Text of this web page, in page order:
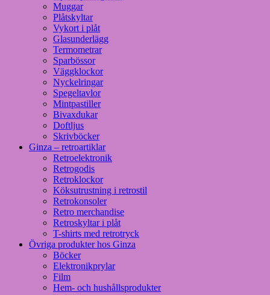
Muggar
Plåtskyltar
Vykort i plåt
Glasunderlägg
Termometrar
Sparbössor
Väggklockor
Nyckelringar
Spegeltavlor
Mintpastiller
Bivaxdukar
Doftljus
Skrivböcker
Ginza – retroartiklar
Retroelektronik
Retrogodis
Retroklockor
Köksutrustning i retrostil
Retrokonsoler
Retro merchandise
Retroskyltar i plåt
T-shirts med retrotryck
Övriga produkter hos Ginza
Böcker
Elektronikprylar
Film
Hem- och hushållsprodukter